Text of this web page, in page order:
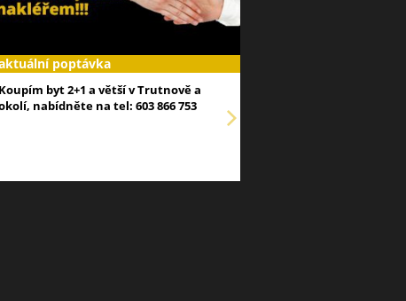
poptávka
Koupím byt 2+1 a větší v Trutnově a
nabídněte na tel: 603 866 753